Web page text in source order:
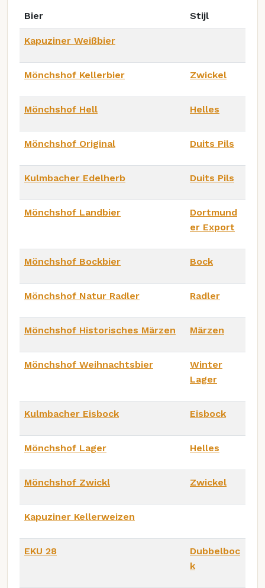
Bier Stijl
Kapuziner Weißbier
Mönchshof Kellerbier Zwickel
Mönchshof Hell Helles
Mönchshof Original Duits Pils
Kulmbacher Edelherb Duits Pils
Mönchshof Landbier
Dortmund
er Export
Mönchshof Bockbier Bock
Mönchshof Natur Radler Radler
Mönchshof Historisches Märzen Märzen
Mönchshof Weihnachtsbier
Winter
Lager
Kulmbacher Eisbock Eisbock
Mönchshof Lager Helles
Mönchshof Zwickl Zwickel
Kapuziner Kellerweizen
EKU 28
Dubbelboc
k